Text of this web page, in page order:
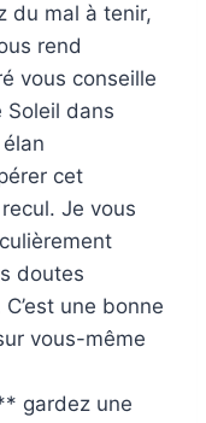
du mal à tenir,
rend
vous conseille
Soleil dans
cet
Je vous
doutes
une bonne
vous-même
gardez une